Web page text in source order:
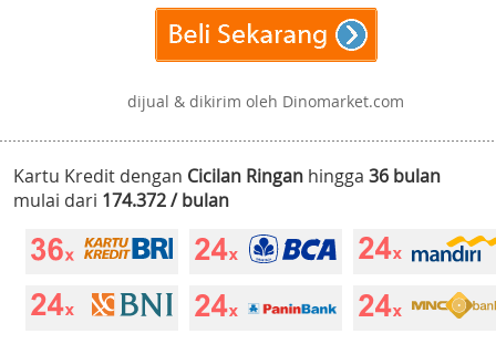
dijual & dikirim oleh Dinomarket.com
Kartu Kredit dengan Cicilan Ringan hingga 36 bulan
mulai dari 174.372 / bulan